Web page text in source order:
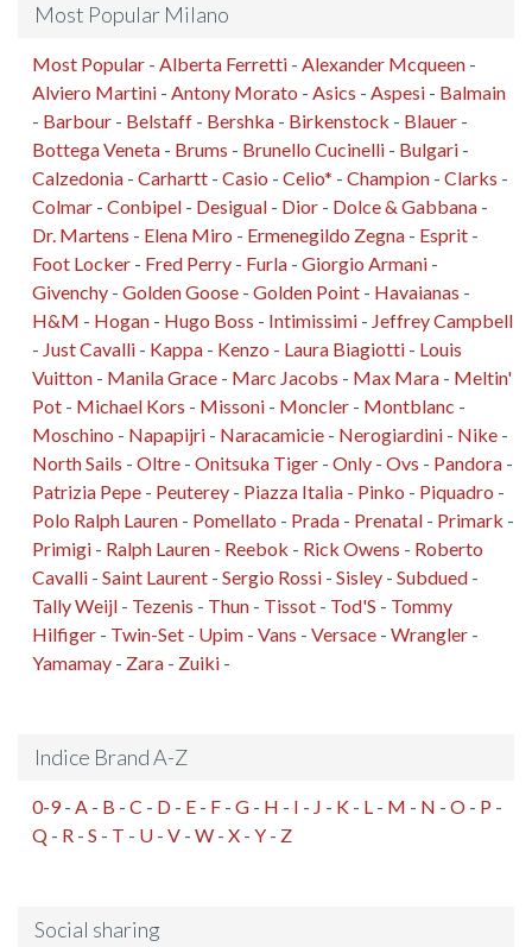
Most Popular Milano
Most Popular - Alberta Ferretti - Alexander Mcqueen -
Alviero Martini - Antony Morato - Asics - Aspesi - Balmain
- Barbour - Belstaff - Bershka - Birkenstock - Blauer -
Bottega Veneta - Brums - Brunello Cucinelli - Bulgari -
Calzedonia - Carhartt - Casio - Celio* - Champion - Clarks -
Colmar - Conbipel - Desigual - Dior - Dolce & Gabbana -
Dr. Martens - Elena Miro - Ermenegildo Zegna - Esprit -
Foot Locker - Fred Perry - Furla - Giorgio Armani -
Givenchy - Golden Goose - Golden Point - Havaianas -
H&M - Hogan - Hugo Boss - Intimissimi - Jeffrey Campbell
- Just Cavalli - Kappa - Kenzo - Laura Biagiotti - Louis
Vuitton - Manila Grace - Marc Jacobs - Max Mara - Meltin'
Pot - Michael Kors - Missoni - Moncler - Montblanc -
Moschino - Napapijri - Naracamicie - Nerogiardini - Nike -
North Sails - Oltre - Onitsuka Tiger - Only - Ovs - Pandora -
Patrizia Pepe - Peuterey - Piazza Italia - Pinko - Piquadro -
Polo Ralph Lauren - Pomellato - Prada - Prenatal - Primark -
Primigi - Ralph Lauren - Reebok - Rick Owens - Roberto
Cavalli - Saint Laurent - Sergio Rossi - Sisley - Subdued -
Tally Weijl - Tezenis - Thun - Tissot - Tod'S - Tommy
Hilfiger - Twin-Set - Upim - Vans - Versace - Wrangler -
Yamamay - Zara - Zuiki -
Indice Brand A-Z
0-9- A - B - C - D - E - F - G - H - I - J - K - L - M - N - O - P -
Q - R - S - T - U - V - W - X - Y - Z
Social sharing